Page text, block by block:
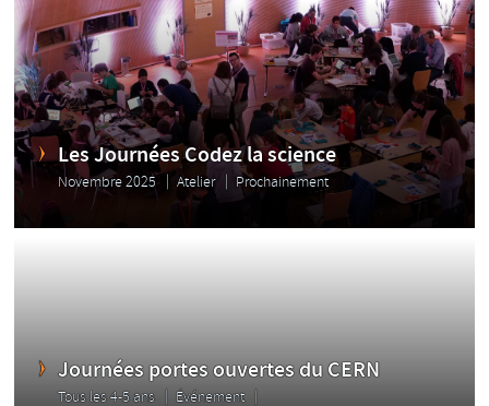
Les Journées Codez la science
Novembre 2025 Atelier Prochainement
Journées portes ouvertes du CERN
Tous les 4-5 ans
Événement